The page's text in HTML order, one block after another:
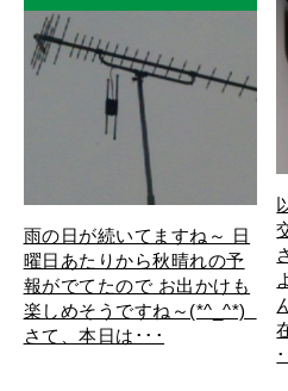
雨の日が続いてますね～ 日
曜日あたりから秋晴れの予
報がでてたので お出かけも
楽しめそうですね～(*^_^*)
さて、本日は･･･